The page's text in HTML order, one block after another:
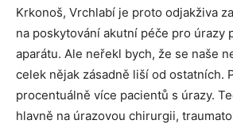
Krkonoš, Vrchlabí je proto odjakživa
na poskytování akutní péče pro úrazy
aparátu. Ale neřekl bych, že se naše
celek nějak zásadně liší od ostatních.
procentuálně více pacientů s úrazy.
hlavně na úrazovou chirurgii,